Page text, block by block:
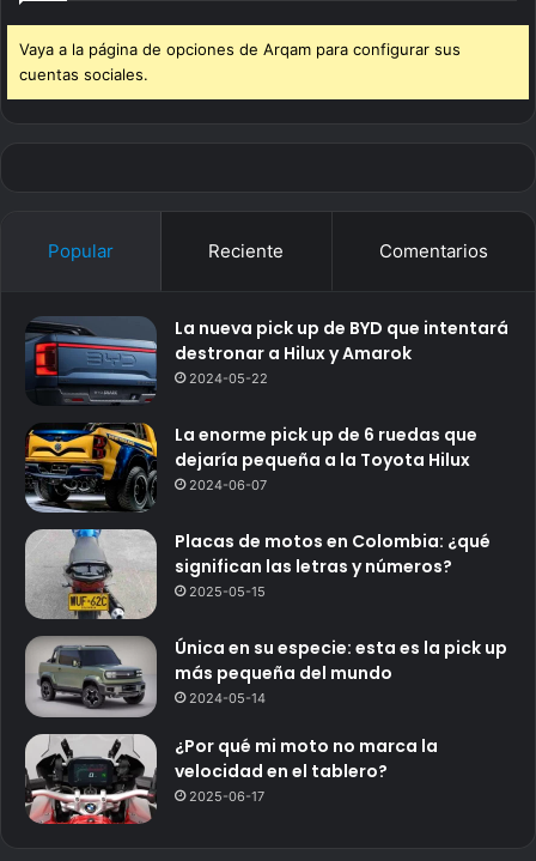
Vaya a la página de opciones de Arqam para configurar sus
cuentas sociales.
Popular Reciente Comentarios
La nueva pick up de BYD que intentará
destronar a Hilux y Amarok
2024-05-22
La enorme pick up de 6 ruedas que
dejaría pequeña a la Toyota Hilux
2024-06-07
Placas de motos en Colombia: ¿qué
significan las letras y números?
2025-05-15
Única en su especie: esta es la pick up
más pequeña del mundo
2024-05-14
¿Por qué mi moto no marca la
velocidad en el tablero?
2025-06-17